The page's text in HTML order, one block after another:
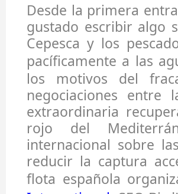
Desde la primera
gustado escribir algo
Cepesca y los
pacíficamente a las
los motivos del
negociaciones
extraordinaria
rojo del
internacional sobre
reducir la captura
flota española